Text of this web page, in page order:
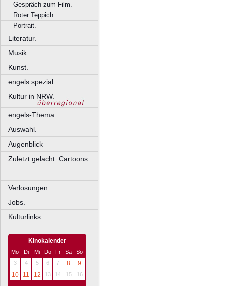
Gespräch zum Film.
Roter Teppich.
Portrait.
Literatur.
Musik.
Kunst.
engels spezial.
Kultur in NRW.
engels-Thema.
Auswahl.
Augenblick
Zuletzt gelacht: Cartoons.
––––––––––––––––––––
Verlosungen.
Jobs.
Kulturlinks.
Kinokalender
Mo Di Mi Do Fr Sa
So
3
4 5 6 7 8
9
10
11 12 13 14 15 16